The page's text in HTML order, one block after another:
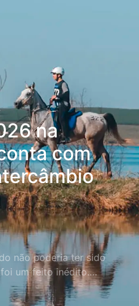
na
com
não poderia ter sido
um feito inédito.…